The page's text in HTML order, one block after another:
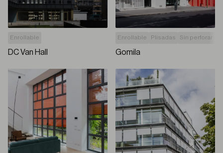
Enrollable
DC Van Hall
Enrollable Plisadas Sin perforar
Gomila